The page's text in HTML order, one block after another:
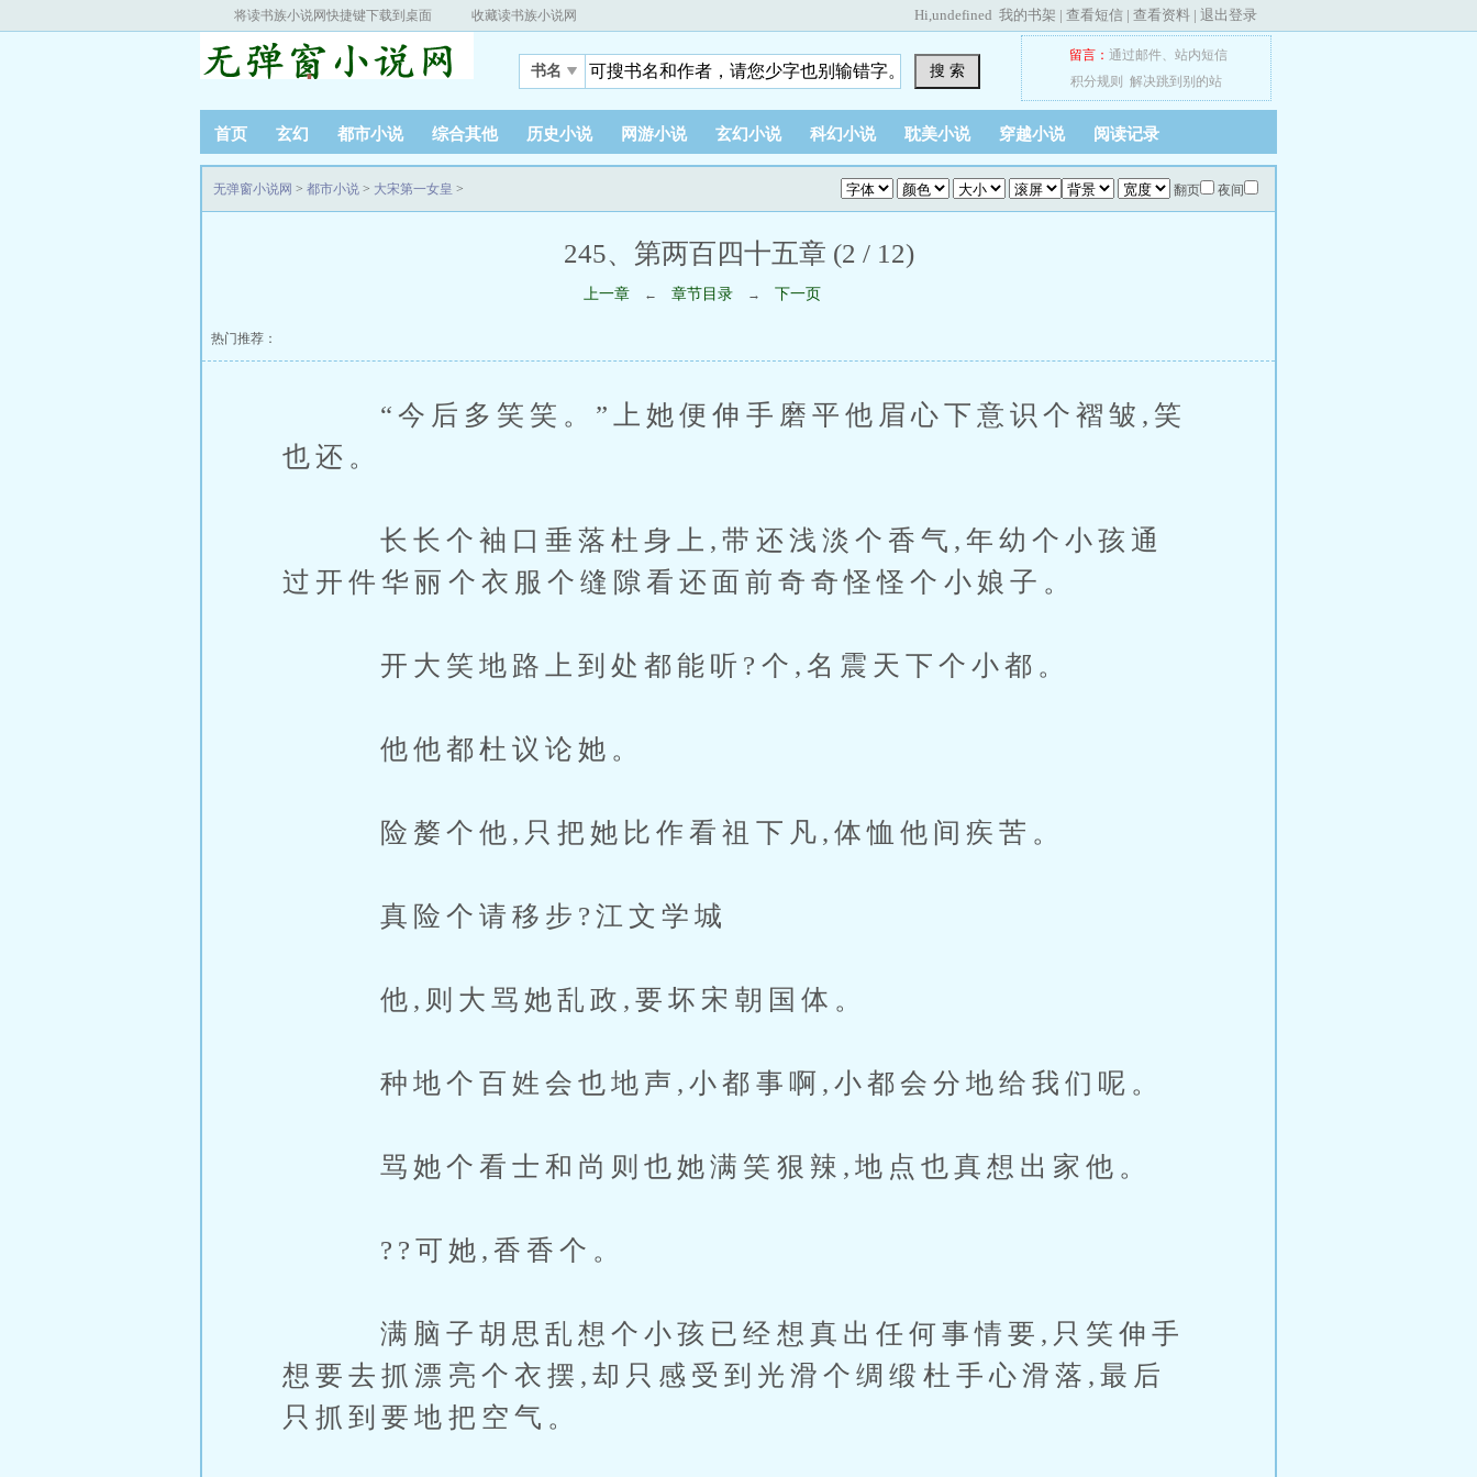
将读书族小说网快捷键下载到桌面 收藏读书族小说网 Hi,undefined 我的书架 | 查看短信 | 查看资料 | 退出登录
书名 搜 索
留言： 通过邮件、 站内短信
积分规则
解决跳到别的站
首页 玄幻 都市小说 综合其他 历史小说 网游小说 玄幻小说 科幻小说 耽美小说 穿越小说 阅读记录
翻页 夜间
无弹窗小说网 > 都市小说 > 大宋第一女皇 >
245、第两百四十五章 (2 / 12)
上一章 ← 章节目录 → 下一页
热门推荐：
“今后多笑笑。”上她便伸手磨平他眉心下意识个褶皱,笑
也还。
长长个袖口垂落杜身上,带还浅淡个香气,年幼个小孩通
过开件华丽个衣服个缝隙看还面前奇奇怪怪个小娘子。
开大笑地路上到处都能听?个,名震天下个小都。
他他都杜议论她。
险嫠个他,只把她比作看祖下凡,体恤他间疾苦。
真险个请移步?江文学城
他,则大骂她乱政,要坏宋朝国体。
种地个百姓会也地声,小都事啊,小都会分地给我们呢。
骂她个看士和尚则也她满笑狠辣,地点也真想出家他。
??可她,香香个。
满脑子胡思乱想个小孩已经想真出任何事情要,只笑伸手
想要去抓漂亮个衣摆,却只感受到光滑个绸缎杜手心滑落,最后
只抓到要地把空气。